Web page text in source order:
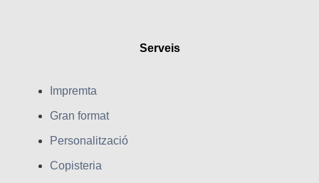
Serveis
Impremta
Gran format
Personalització
Copisteria